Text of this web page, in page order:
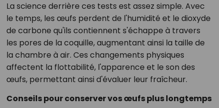
La science derrière ces tests est assez simple. Avec
le temps, les œufs perdent de l'humidité et le dioxyde
de carbone qu'ils contiennent s'échappe à travers
les pores de la coquille, augmentant ainsi la taille de
la chambre à air. Ces changements physiques
affectent la flottabilité, l'apparence et le son des
œufs, permettant ainsi d'évaluer leur fraîcheur.
Conseils pour conserver vos œufs plus longtemps